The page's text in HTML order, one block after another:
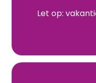
Let op: